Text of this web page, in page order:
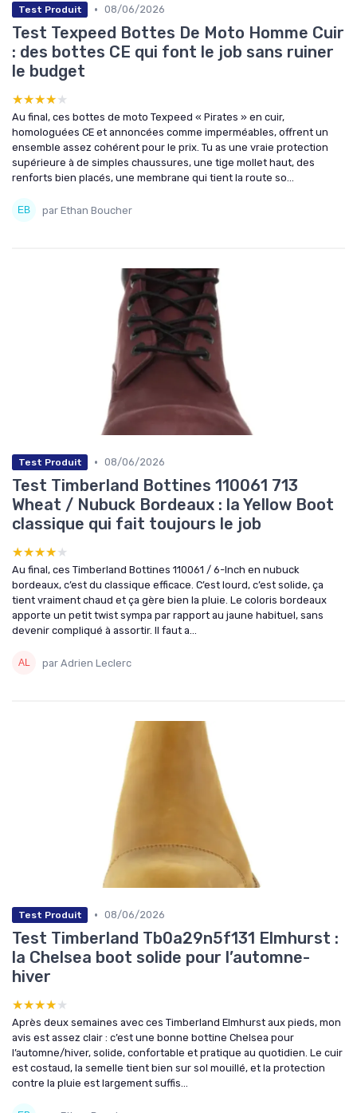
Test Produit • 08/06/2026
Test Texpeed Bottes De Moto Homme Cuir
: des bottes CE qui font le job sans ruiner
le budget
★★★★★
★★★★★
Au final, ces bottes de moto Texpeed « Pirates » en cuir,
homologuées CE et annoncées comme imperméables, offrent un
ensemble assez cohérent pour le prix. Tu as une vraie protection
supérieure à de simples chaussures, une tige mollet haut, des
renforts bien placés, une membrane qui tient la route so...
par Ethan Boucher
Test Produit • 08/06/2026
Test Timberland Bottines 110061 713
Wheat / Nubuck Bordeaux : la Yellow Boot
classique qui fait toujours le job
★★★★★
★★★★★
Au final, ces Timberland Bottines 110061 / 6-Inch en nubuck
bordeaux, c’est du classique efficace. C’est lourd, c’est solide, ça
tient vraiment chaud et ça gère bien la pluie. Le coloris bordeaux
apporte un petit twist sympa par rapport au jaune habituel, sans
devenir compliqué à assortir. Il faut a...
par Adrien Leclerc
Test Produit • 08/06/2026
Test Timberland Tb0a29n5f131 Elmhurst :
la Chelsea boot solide pour l’automne-
hiver
★★★★★
★★★★★
Après deux semaines avec ces Timberland Elmhurst aux pieds, mon
avis est assez clair : c’est une bonne bottine Chelsea pour
l’automne/hiver, solide, confortable et pratique au quotidien. Le cuir
est costaud, la semelle tient bien sur sol mouillé, et la protection
contre la pluie est largement suffis...